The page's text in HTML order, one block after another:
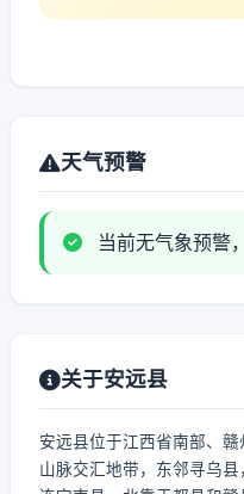
天气预警
当前无气象预警
关于安远县
安远县位于江西省南部、
山脉交汇地带，东邻寻乌